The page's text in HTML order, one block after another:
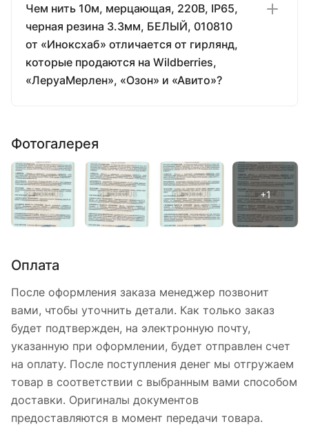
Чем нить 10м, мерцающая, 220В, IP65,
черная резина 3.3мм, БЕЛЫЙ, 010810
от «Иноксхаб» отличается от гирлянд,
которые продаются на Wildberries,
«ЛеруаМерлен», «Озон» и «Авито»?
Фотогалерея
Оплата
После оформления заказа менеджер позвонит
вами, чтобы уточнить детали. Как только заказ
будет подтвержден, на электронную почту,
указанную при оформлении, будет отправлен счет
на оплату. После поступления денег мы отгружаем
товар в соответствии с выбранным вами способом
доставки. Оригиналы документов
предоставляются в момент передачи товара.